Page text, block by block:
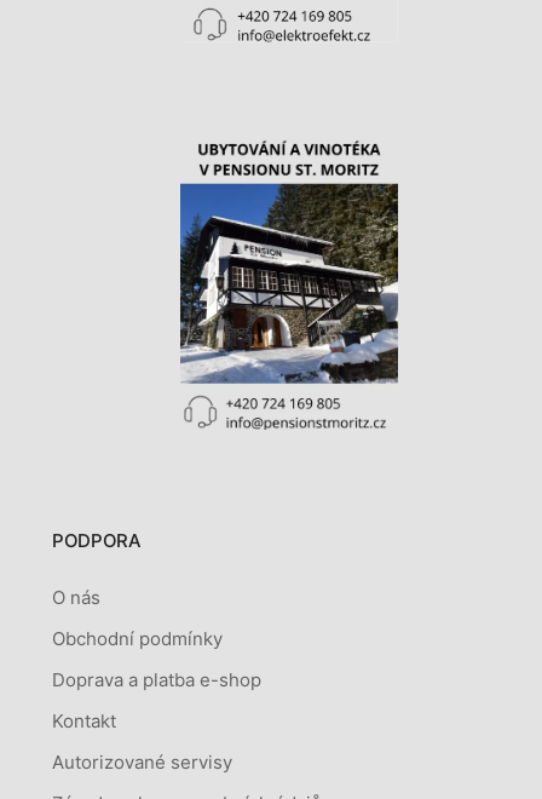
PODPORA
O nás
Obchodní podmínky
Doprava a platba e-shop
Kontakt
Autorizované servisy